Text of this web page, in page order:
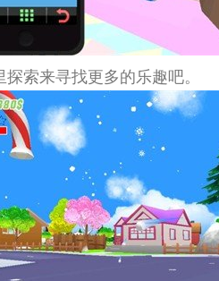
索来寻找更多的乐趣吧。